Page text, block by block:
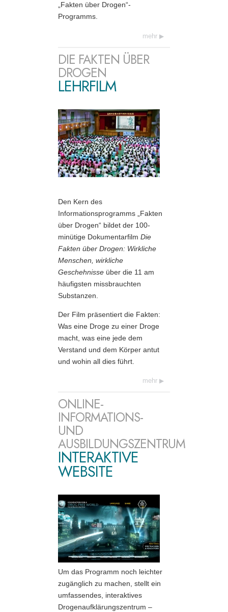
„Fakten über Drogen“-
Programms.
mehr
DIE FAKTEN ÜBER
DROGEN
LEHRFILM
Den Kern des
Informationsprogramms „Fakten
über Drogen“ bildet der 100-
minütige Dokumentarfilm Die
Fakten über Drogen: Wirkliche
Menschen, wirkliche
Geschehnisse über die 11 am
häufigsten missbrauchten
Substanzen.
Der Film präsentiert die Fakten:
Was eine Droge zu einer Droge
macht, was eine jede dem
Verstand und dem Körper antut
und wohin all dies führt.
mehr
ONLINE-
INFORMATIONS-
UND
AUSBILDUNGSZENTRUM
INTERAKTIVE
WEBSITE
Um das Programm noch leichter
zugänglich zu machen, stellt ein
umfassendes, interaktives
Drogenaufklärungs­zentrum –